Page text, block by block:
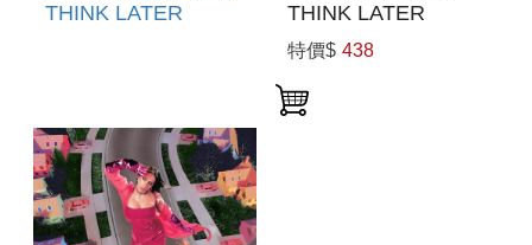
THINK LATER
THINK LATER
特價$ 438